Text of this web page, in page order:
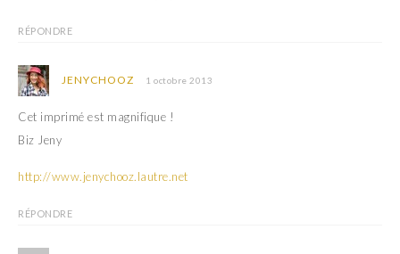
RÉPONDRE
JENYCHOOZ 1 octobre 2013
Cet imprimé est magnifique !
Biz Jeny
http://www.jenychooz.lautre.net
RÉPONDRE